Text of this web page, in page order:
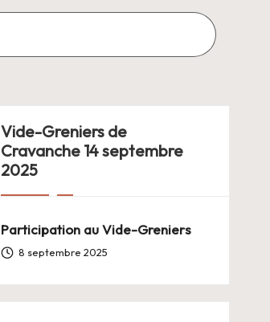
Vide-Greniers de
Cravanche 14 septembre
2025
Participation au Vide-Greniers
8 septembre 2025